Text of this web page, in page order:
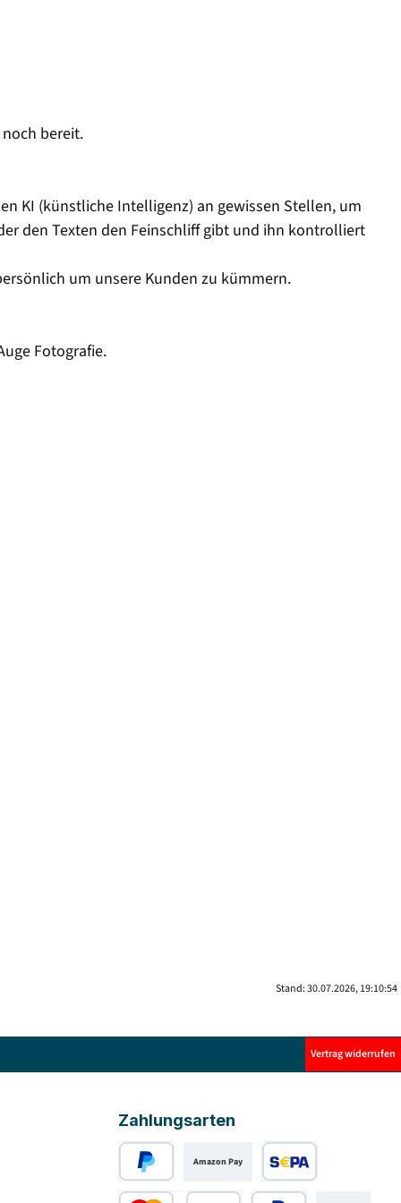
bereit.
KI (künstliche Intelligenz) an gewissen Stellen, um
den Texten den Feinschliff gibt und ihn kontrolliert
um unsere Kunden zu kümmern.
Fotografie.
Stand: 30.07.2026, 19:10:54
Vertrag widerrufen
Zahlungsarten
PayPal
Amazon Pay
SEPA Lastschrift